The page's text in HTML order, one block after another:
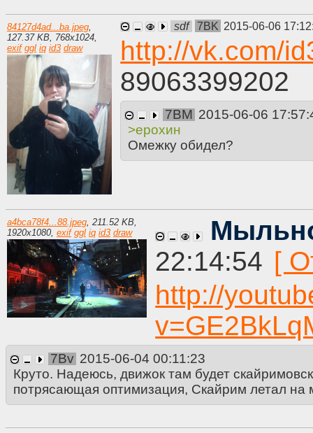
84127d4ad...ba.jpeg
127.37 KB 768x1024
exif ggl iq id3 draw
sdf 7BK 2015-06-06
http://vk.com/
89063399202
7BM 2015-06-06
>ерохин
Омежку обидел?
a4bca78f4...88.jpeg 211.52 KB
1920x1080 exif ggl iq id3 draw
22:14:54
http://
7Bv 2015-06-04 00:11:23
Круто. Надеюсь, движок там будет
потрясающая оптимизация, Скайрим летал на